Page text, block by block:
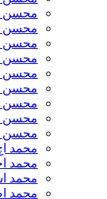
محسن
محسن
محسن
محسن
محسن
محسن
محسن
محسن
محسن
محمد
محمد
محمد
محمد